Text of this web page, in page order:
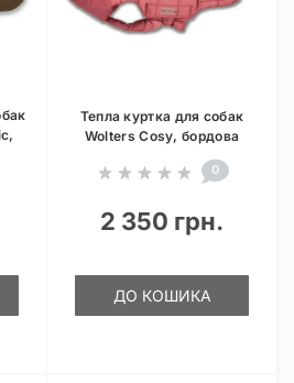
Тепла куртка для собак
Wolters Cosy, бордова
0
2 350 грн.
ДО КОШИКА